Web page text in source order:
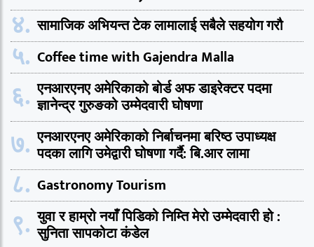
४. सामाजिक अभियन्त टेक लामालाई सबैले सहयोग गरौ
५. Coffee time with Gajendra Malla
६. एनआरएनए अमेरिकाको बोर्ड अफ डाइरेक्टर पदमा
ज्ञानेन्द्र गुरुङको उम्मेदवारी घोषणा
७. एनआरएनए अमेरिकाको निर्बाचनमा बरिष्ठ उपाध्यक्ष
पदका लागि उमेद्वारी घोषणा गर्दै: बि.आर लामा
८. Gastronomy Tourism
९. युवा र हाम्रो नयाँ पिडिको निम्ति मेरो उम्मेदवारी हो :
सुनिता सापकोटा कंडेल